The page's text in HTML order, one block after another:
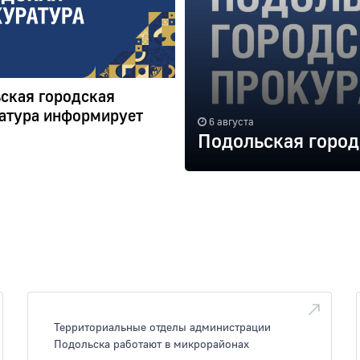
городская
информирует
6 августа
Подольская
Территориальные отделы администрации
Подольска работают в микрорайонах